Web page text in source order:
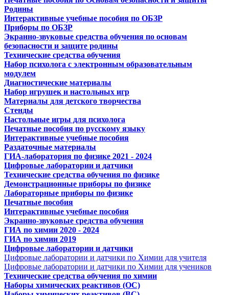
Родины
Интерактивные учебные пособия по ОБЗР
Приборы по ОБЗР
Экранно-звуковые средства обучения по основам
безопасности и защите родины
Технические средства обучения
Набор психолога с электронным образовательным
модулем
Диагностические материалы
Набор игрушек и настольных игр
Материалы для детского творчества
Стенды
Настольные игры для психолога
Печатные пособия по русскому языку
Интерактивные учебные пособия
Раздаточные материалы
ГИА-лаборатория по физике 2021 - 2024
Цифровые лаборатории и датчики
Технические средства обучения по физике
Демонстрационные приборы по физике
Лабораторные приборы по физике
Печатные пособия
Интерактивные учебные пособия
Экранно-звуковые средства обучения
ГИА по химии 2020 - 2024
ГИА по химии 2019
Цифровые лаборатории и датчики
Цифровые лаборатории и датчики по Химии для учителя
Цифровые лаборатории и датчики по Химии для учеников
Технические средства обучения по химии
Наборы химических реактивов (ОС)